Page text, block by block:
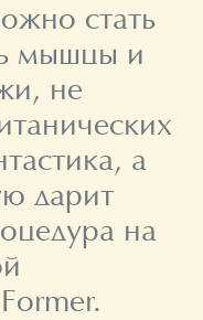
стать
мышцы и
не
а
дарит
на